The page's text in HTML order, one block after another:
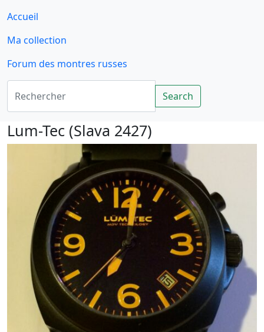
Accueil
Ma collection
Forum des montres russes
Rechercher
Search
Lum-Tec (Slava 2427)